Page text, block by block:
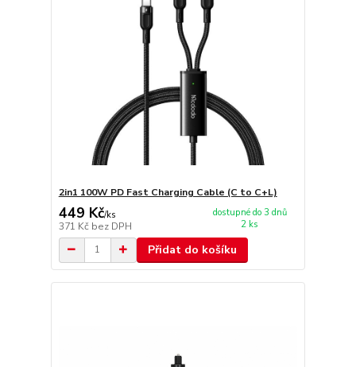
2in1 100W PD Fast Charging Cable (C to C+L)
449 Kč/ks
371 Kč bez DPH
dostupné do 3 dnů
2 ks
Přidat do košíku